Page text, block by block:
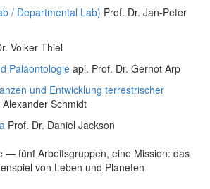
/ Departmental Lab) Prof. Dr. Jan-Peter
Volker Thiel
Paläontologie apl. Prof. Dr. Gernot Arp
und Entwicklung terrestrischer
Alexander Schmidt
Prof. Dr. Daniel Jackson
— fünf Arbeitsgruppen, eine Mission: das
von Leben und Planeten